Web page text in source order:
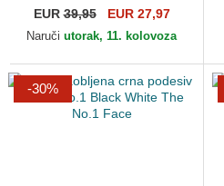
Black Gold The No.1 Face
EUR39,95 EUR 27,97
Naruči utorak, 11. kolovoza
-30%